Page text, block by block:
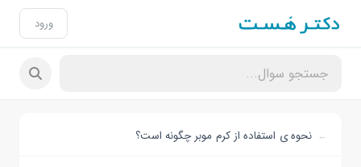
ورود
نحوه ی استفاده از کرم موبر چگونه است؟